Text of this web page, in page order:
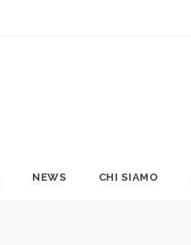
NEWS CHI SIAMO